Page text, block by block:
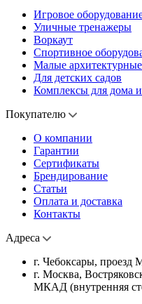
Игровое
Уличные тренажеры
Воркаут
Спортивное
Малые
Для детских садов
Комплексы для дома
Покупателю
О компании
Гарантии
Сертификаты
Брендирование
Статьи
Оплата и доставка
Контакты
Адреса
г. Чебоксары,
г. Москва,
МКАД (внутренняя